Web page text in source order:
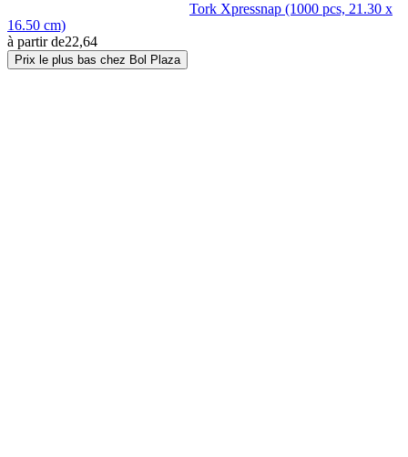
Tork Xpressnap (1000 pcs, 21.30 x
16.50 cm)
à partir de22,64
Prix le plus bas chez Bol Plaza